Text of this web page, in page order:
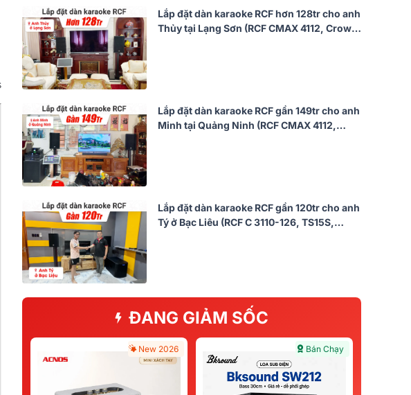
Lắp đặt dàn karaoke RCF hơn 128tr cho anh
Thủy tại Lạng Sơn (RCF CMAX 4112, Crown
Lắp đặt dàn karaoke RCF gần 149tr cho anh
Minh tại Quảng Ninh (RCF CMAX 4112,
Lắp đặt dàn karaoke RCF gần 120tr cho anh
Tý ở Bạc Liêu (RCF C 3110-126, TS15S,
ĐANG GIẢM SỐC
New 2026 Bán Chạy